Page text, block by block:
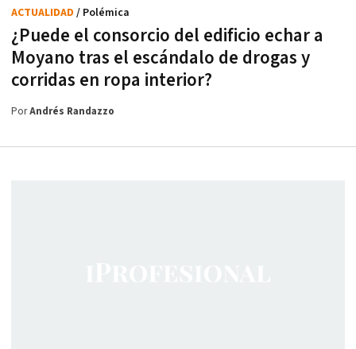
¿Puede el consorcio del edificio echar a
Moyano tras el escándalo de drogas y
corridas en ropa interior?
ACTUALIDAD / Polémica
PorAndrés Randazzo